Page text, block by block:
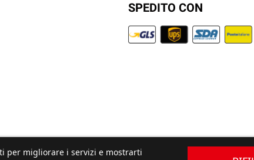
SPEDITO CON
per migliorare i servizi e mostrarti